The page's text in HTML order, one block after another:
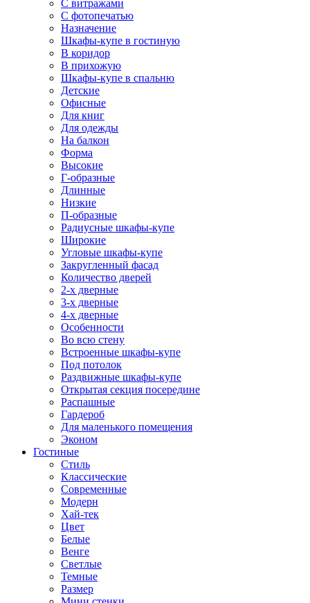
С витражами
С фотопечатью
Назначение
Шкафы-купе в гостиную
В коридор
В прихожую
Шкафы-купе в спальню
Детские
Офисные
Для книг
Для одежды
На балкон
Форма
Высокие
Г-образные
Длинные
Низкие
П-образные
Радиусные шкафы-купе
Широкие
Угловые шкафы-купе
Закругленный фасад
Количество дверей
2-х дверные
3-х дверные
4-х дверные
Особенности
Во всю стену
Встроенные шкафы-купе
Под потолок
Раздвижные шкафы-купе
Открытая секция посередине
Распашные
Гардероб
Для маленького помещения
Эконом
Гостиные
Стиль
Классические
Современные
Модерн
Хай-тек
Цвет
Белые
Венге
Светлые
Темные
Размер